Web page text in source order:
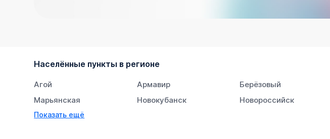
Населённые пункты в регионе
Агой Армавир Берёзовый
Марьянская
Новокубанск Новороссийск
Супсех
Показать ещё